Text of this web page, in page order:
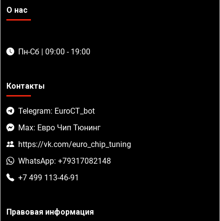
О нас
Пн-Сб | 09:00 - 19:00
Контакты
Telegram: EuroCT_bot
Max: Евро Чип Тюнинг
https://vk.com/euro_chip_tuning
WhatsApp: +79317082148
+7 499 113-46-91
Правовая информация